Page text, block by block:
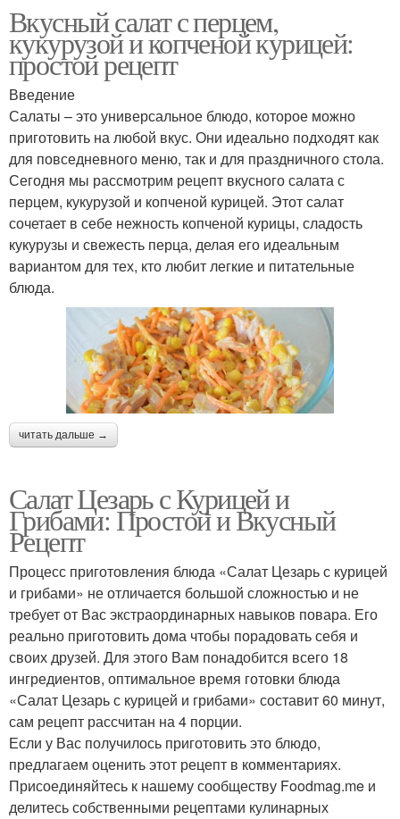
Вкусный салат с перцем,
кукурузой и копченой курицей:
простой рецепт
Введение
Салаты – это универсальное блюдо, которое можно
приготовить на любой вкус. Они идеально подходят как
для повседневного меню, так и для праздничного стола.
Сегодня мы рассмотрим рецепт вкусного салата с
перцем, кукурузой и копченой курицей. Этот салат
сочетает в себе нежность копченой курицы, сладость
кукурузы и свежесть перца, делая его идеальным
вариантом для тех, кто любит легкие и питательные
блюда.
читать дальше →
Салат Цезарь с Курицей и
Грибами: Простой и Вкусный
Рецепт
Процесс приготовления блюда «Салат Цезарь с курицей
и грибами» не отличается большой сложностью и не
требует от Вас экстраординарных навыков повара. Его
реально приготовить дома чтобы порадовать себя и
своих друзей. Для этого Вам понадобится всего 18
ингредиентов, оптимальное время готовки блюда
«Салат Цезарь с курицей и грибами» составит 60 минут,
сам рецепт рассчитан на 4 порции.
Если у Вас получилось приготовить это блюдо,
предлагаем оценить этот рецепт в комментариях.
Присоединяйтесь к нашему сообществу Foodmag.me и
делитесь собственными рецептами кулинарных